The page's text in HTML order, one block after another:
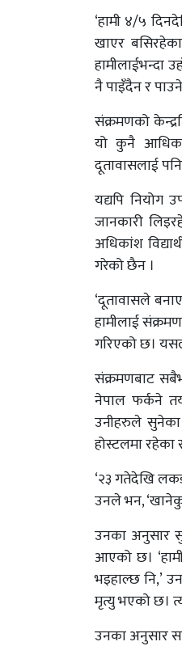
‘हामी ४/५
खाएर
हामीलाईभन्दा
नै पाइँदैन र
संक्रमणको
यो कुनै
दूतावासलाई पनि
यद्यपि नियोग
जानकारी
अधिकांश
गरेको छैन ।
‘दूतावासले
हामीलाई
गरिएको छ।
संक्रमणबाट
नेपाल फर्कने
उनीहरुले
होस्टलमा रहेका
‘२३ गतेदेखि
उनले भन,
उनका अनुसार
आएको छ।
भइहाल्छ नि,’
मृत्यु भएको छ।
उनका अनुसार